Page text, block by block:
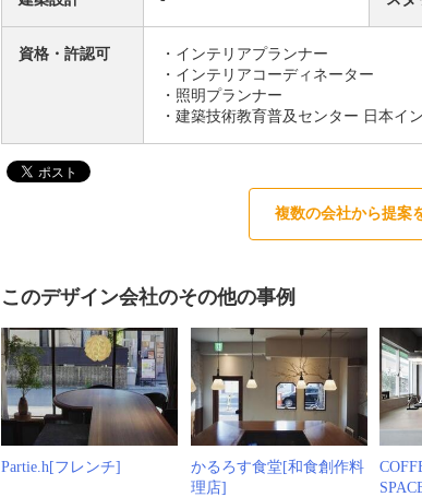
資格・許認可
・インテリアプランナー
・インテリアコーディネーター
・照明プランナー
・建築技術教育普及センター 日本イ
複数の会社から提案
このデザイン会社のその他の事例
Partie.h[フレンチ]
かるろす食堂[和食創作料
理店]